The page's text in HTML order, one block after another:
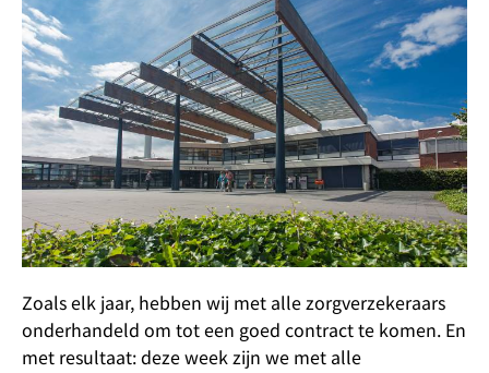
Zoals elk jaar, hebben wij met alle zorgverzekeraars
onderhandeld om tot een goed contract te komen. En
met resultaat: deze week zijn we met alle